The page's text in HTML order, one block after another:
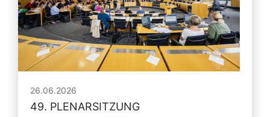
26.06.2026
49. PLENARSITZUNG